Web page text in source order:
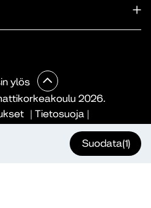
Suodata(1)
2026.
| Tietosuoja|
|Maksullisen
sopimusehdot
ylös